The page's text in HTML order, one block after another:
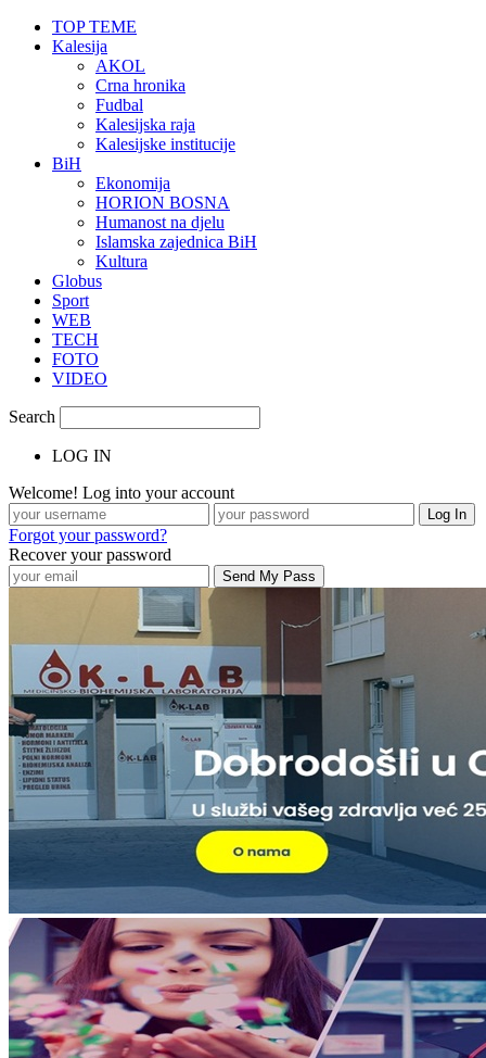
TOP TEME
Kalesija
AKOL
Crna hronika
Fudbal
Kalesijska raja
Kalesijske institucije
BiH
Ekonomija
HORION BOSNA
Humanost na djelu
Islamska zajednica BiH
Kultura
Globus
Sport
WEB
TECH
FOTO
VIDEO
Search
LOG IN
Welcome! Log into your account
Forgot your password?
Recover your password